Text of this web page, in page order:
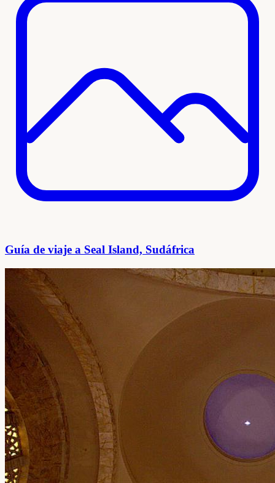
Guía de viaje a Seal Island, Sudáfrica